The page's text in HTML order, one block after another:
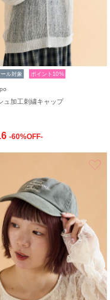
ル対象 ポイント10%
ュ加工刺繍キャップ
-60%OFF-